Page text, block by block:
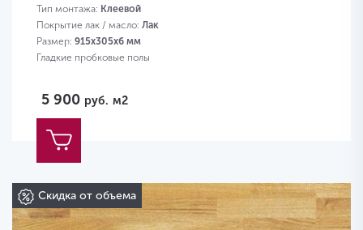
Тип монтажа: Клеевой
Покрытие лак / масло: Лак
Размер: 915х305х6 мм
Гладкие пробковые полы
5 900 руб. м2
Скидка от объема